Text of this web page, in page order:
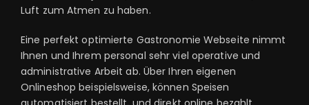
Luft zum Atmen zu haben.
Eine perfekt optimierte Gastronomie Webseite nimmt
Ihnen und Ihrem personal sehr viel operative und
administrative Arbeit ab. Über Ihren eigenen
Onlineshop beispielsweise, können Speisen